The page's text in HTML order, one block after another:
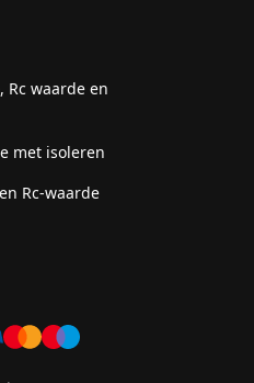
Rc waarde en
met isoleren
Rc-waarde